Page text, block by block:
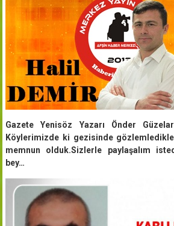
Gazete Yenisöz Yazarı Önder
Köylerimizde ki gezisinde
memnun olduk.Sizlerle paylaşalım
bey…